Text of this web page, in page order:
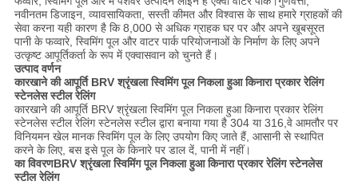
नवीनतम डिजाइन, व्यावसायिकता, सस्ती कीमत और विश्वास के साथ हमारे ग्राहकों की
सेवा करना यही कारण है कि 8,000 से अधिक ग्राहक घर पर और अपने खूबसूरत
पानी के फव्वारे, स्विमिंग पूल और वाटर पार्क परियोजनाओं के निर्माण के लिए अपने
उत्कृष्ट आपूर्तिकर्ता के रूप में एक्वासवान को चुनते हैं।
उत्पाद वर्णन
कारखाने की आपूर्ति BRV श्रृंखला स्विमिंग पूल निकला हुआ किनारा प्रकार रेलिंग
स्टेनलेस स्टील रेलिंग
कारखाने की आपूर्ति BRV श्रृंखला स्विमिंग पूल निकला हुआ किनारा प्रकार रेलिंग
स्टेनलेस स्टील रेलिंगस्टेनलेस स्टील द्वारा बनाया गया है 304 या 316,वे आमतौर पर
विनियमन खेल मानक स्विमिंग पूल के लिए उपयोग किए जाते हैं, आसानी से स्थापित
करने के लिए, बस इसे पूल के किनारे पर डाल दें, पानी में नहीं।
का विवरणBRV श्रृंखला स्विमिंग पूल निकला हुआ किनारा प्रकार रेलिंग स्टेनलेस
स्टील रेलिंग